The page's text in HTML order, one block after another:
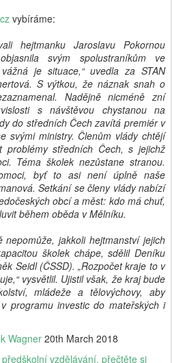
vybíráme:
hejtmanku Jaroslavu Pokornou
svým spolustraníkům ve
je situace,“ uvedla za STAN
S výtkou, že náznak snah o
Nadějně nicméně zní
s návštěvou chystanou na
do středních Čech zavítá premiér v
svými ministry. Členům vlády chtějí
problémy středních Čech, s jejichž
Téma školek nezůstane stranou.
byť to asi není úplně naše
Setkání se členy vlády nabízí
obcí a měst: kdo má chuť,
během oběda v Mělníku.
jakkoli hejtmanství jejich
školek chápe, sdělil Deníku
Seidl (ČSSD). „Rozpočet kraje to v
vysvětlil. Ujistil však, že kraj bude
mládeže a tělovýchovy, aby
programu investic do mateřských i
Wagner 20th March 2018
předškolní vzdělávání přečtěte si